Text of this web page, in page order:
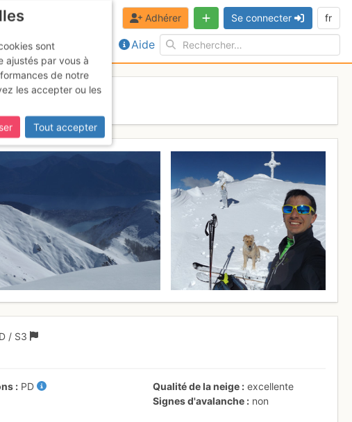
Aide
Adhérer Se connecter fr
/ S3
PD Qualité de la neige
excellente
Signes d'avalanche
non
sont
ajustés par vous à
de notre
les accepter ou les
Tout accepter